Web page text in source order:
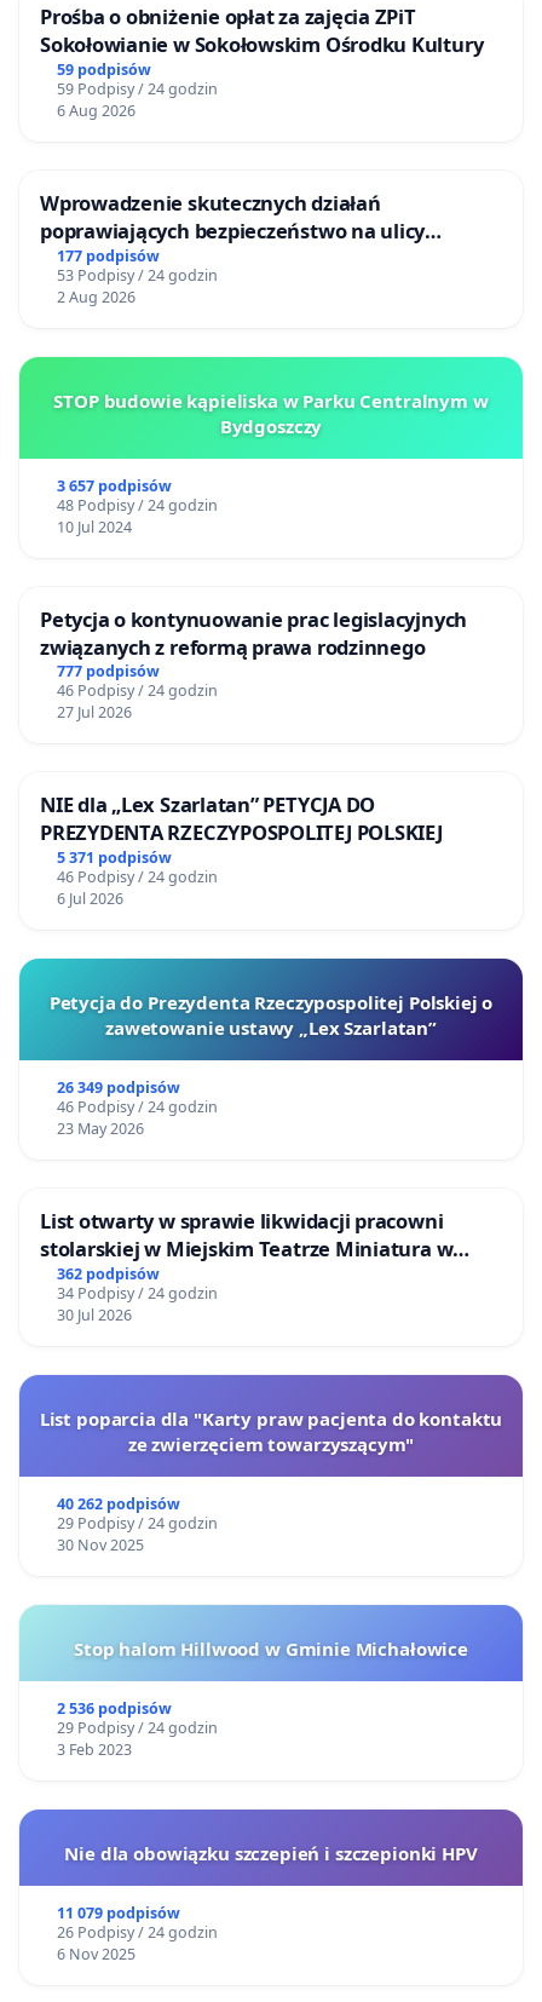
Prośba o obniżenie opłat za zajęcia ZPiT
Sokołowianie w Sokołowskim Ośrodku Kultury
59 podpisów
59 Podpisy / 24 godzin
6 Aug 2026
Wprowadzenie skutecznych działań
poprawiających bezpieczeństwo na ulicy
Żeromskiego w Otwocku
177 podpisów
53 Podpisy / 24 godzin
2 Aug 2026
STOP budowie kąpieliska w Parku Centralnym w
Bydgoszczy
3 657 podpisów
48 Podpisy / 24 godzin
10 Jul 2024
Petycja o kontynuowanie prac legislacyjnych
związanych z reformą prawa rodzinnego
777 podpisów
46 Podpisy / 24 godzin
27 Jul 2026
NIE dla „Lex Szarlatan” PETYCJA DO
PREZYDENTA RZECZYPOSPOLITEJ POLSKIEJ
5 371 podpisów
46 Podpisy / 24 godzin
6 Jul 2026
Petycja do Prezydenta Rzeczypospolitej Polskiej o
zawetowanie ustawy „Lex Szarlatan”
26 349 podpisów
46 Podpisy / 24 godzin
23 May 2026
List otwarty w sprawie likwidacji pracowni
stolarskiej w Miejskim Teatrze Miniatura w
Gdańsku
362 podpisów
34 Podpisy / 24 godzin
30 Jul 2026
List poparcia dla "Karty praw pacjenta do kontaktu
ze zwierzęciem towarzyszącym"
40 262 podpisów
29 Podpisy / 24 godzin
30 Nov 2025
Stop halom Hillwood w Gminie Michałowice
2 536 podpisów
29 Podpisy / 24 godzin
3 Feb 2023
Nie dla obowiązku szczepień i szczepionki HPV
11 079 podpisów
26 Podpisy / 24 godzin
6 Nov 2025